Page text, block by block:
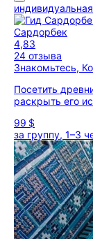
индивидуальная
Сардорбек
4,83
24 отзыва
Знакомьтесь,
Посетить
раскрыть его
99 $
за группу, 1–3